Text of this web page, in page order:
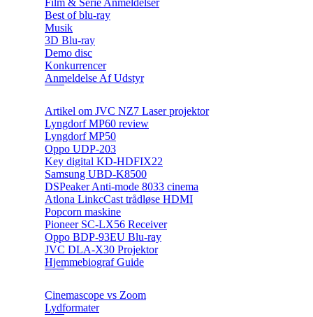
Best of blu-ray
Musik
3D Blu-ray
Demo disc
Konkurrencer
Anmeldelse Af Udstyr
Artikel om JVC NZ7 Laser projektor
Lyngdorf MP60 review
Lyngdorf MP50
Oppo UDP-203
Key digital KD-HDFIX22
Samsung UBD-K8500
DSPeaker Anti-mode 8033 cinema
Atlona LinkcCast trådløse HDMI
Popcorn maskine
Pioneer SC-LX56 Receiver
Oppo BDP-93EU Blu-ray
JVC DLA-X30 Projektor
Hjemmebiograf Guide
Cinemascope vs Zoom
Lydformater